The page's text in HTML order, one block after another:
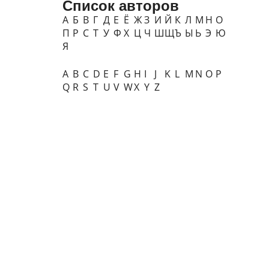
Список авторов
А Б В Г Д Е Ё ЖЗ И Й К Л М Н О
П Р С Т У Ф Х Ц Ч ШЩЪ Ы Ь Э Ю
Я
A B C D E F G H I J K L M N O P
Q R S T U V WX Y Z